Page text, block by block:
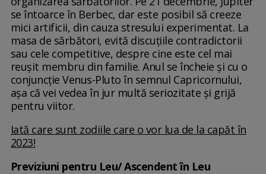
se întoarce în Berbec, dar este posibil să creeze
mici artificii, din cauza stresului experimentat. La
masa de sărbători, evită discuțiile contradictorii
sau cele competitive, despre cine este cel mai
reușit membru din familie. Anul se încheie și cu o
conjuncție Venus-Pluto în semnul Capricornului,
așa că vei vedea în jur multă seriozitate și grijă
pentru viitor.
Iată care sunt zodiile care o vor lua de la capăt în
2023!
Previziuni pentru Leu/ Ascendent în Leu